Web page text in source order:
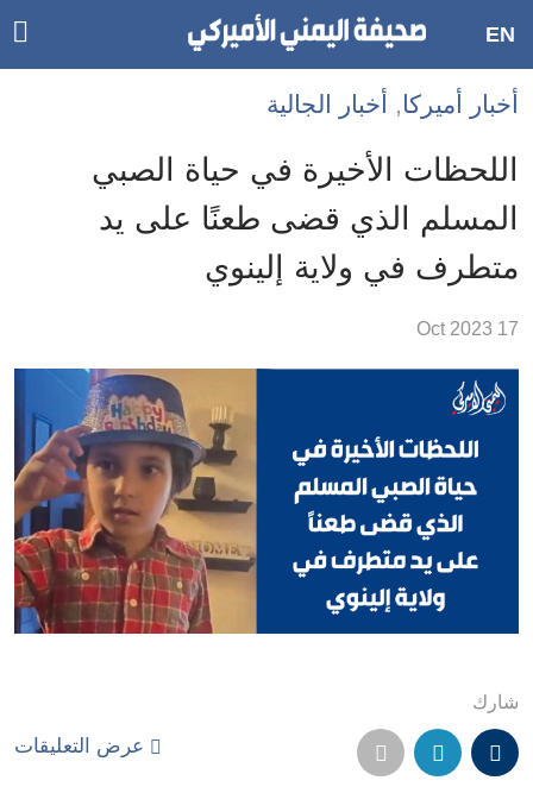
Accessibility
links
الرئيسي
الأقسام
Skip
to
Search
EN
أخبار أميركا, أخبار الجالية
اللحظات الأخيرة في حياة الصبي
المسلم الذي قضى طعنًا على يد
متطرف في ولاية إلينوي
17 Oct 2023
شارك
عرض التعليقات